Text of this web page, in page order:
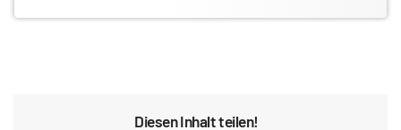
Diesen Inhalt teilen!